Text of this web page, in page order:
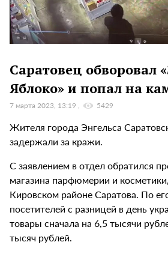
Саратовец обворовал
Яблоко» и попал на
7 марта 2023, 13:19 5429
Жителя города Энгельса
задержали за кражи.
С заявлением в отдел обратился
магазина парфюмерии и
Кировском районе Саратова. По
посетителей с разницей в день
товары сначала на 6,5 тысячи
тысяч рублей.